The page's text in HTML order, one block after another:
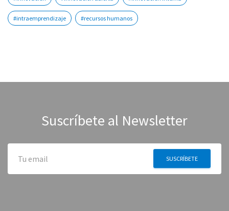
#intraemprendizaje #recursos humanos
Suscríbete al Newsletter